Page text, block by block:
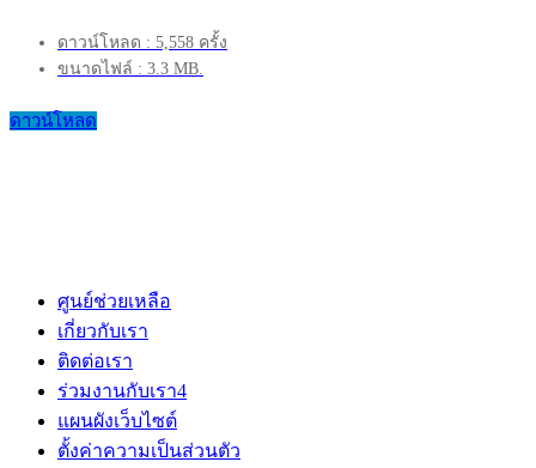
ดาวน์โหลด : 5,558 ครั้ง
ขนาดไฟล์ : 3.3 MB.
ดาวน์โหลด
ศูนย์ช่วยเหลือ
เกี่ยวกับเรา
ติดต่อเรา
ร่วมงานกับเรา4
แผนผังเว็บไซต์
ตั้งค่าความเป็นส่วนตัว